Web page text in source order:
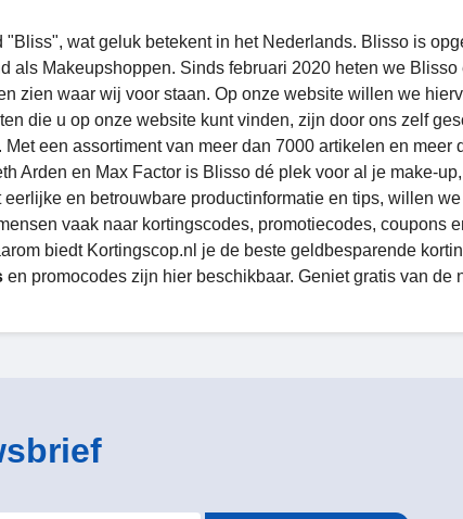
wat geluk betekent in het Nederlands. Blisso is
als Makeupshoppen. Sinds februari 2020 heten we
zien waar wij voor staan. Op onze website willen we
die u op onze website kunt vinden, zijn door ons zelf
een assortiment van meer dan 7000 artikelen en meer
Arden en Max Factor is Blisso dé plek voor al je make-
en betrouwbare productinformatie en tips, willen
vaak naar kortingscodes, promotiecodes, coupons
biedt Kortingscop.nl je de beste geldbesparende
en promocodes zijn hier beschikbaar. Geniet gratis van de